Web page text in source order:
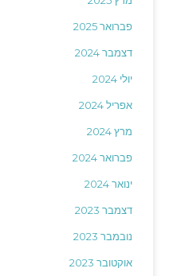
פברואר 2025
דצמבר 2024
יולי 2024
אפריל 2024
מרץ 2024
פברואר 2024
ינואר 2024
דצמבר 2023
נובמבר 2023
אוקטובר 2023